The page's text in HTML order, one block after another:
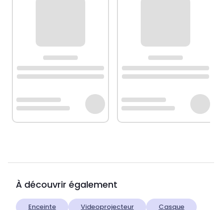
À découvrir également
Enceinte Videoprojecteur Casque